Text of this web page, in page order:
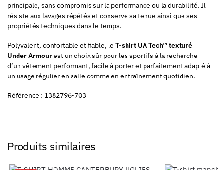
principale, sans compromis sur la performance ou la durabilité. Il
résiste aux lavages répétés et conserve sa tenue ainsi que ses
propriétés techniques dans le temps.
Polyvalent, confortable et fiable, le T-shirt UA Tech™ texturé
Under Armourest un choix sûr pour les sportifs à la recherche
d’un vêtement performant, facile à porter et parfaitement adapté à
un usage régulier en salle comme en entraînement quotidien.
Référence : 1382796-703
Produits similaires